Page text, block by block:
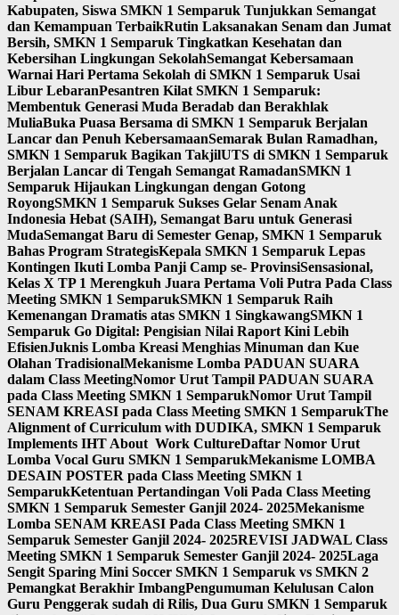
Kabupaten, Siswa SMKN 1 Semparuk Tunjukkan Semangat
dan Kemampuan TerbaikRutin Laksanakan Senam dan Jumat
Bersih, SMKN 1 Semparuk Tingkatkan Kesehatan dan
Kebersihan Lingkungan SekolahSemangat Kebersamaan
Warnai Hari Pertama Sekolah di SMKN 1 Semparuk Usai
Libur LebaranPesantren Kilat SMKN 1 Semparuk:
Membentuk Generasi Muda Beradab dan Berakhlak
MuliaBuka Puasa Bersama di SMKN 1 Semparuk Berjalan
Lancar dan Penuh KebersamaanSemarak Bulan Ramadhan,
SMKN 1 Semparuk Bagikan TakjilUTS di SMKN 1 Semparuk
Berjalan Lancar di Tengah Semangat RamadanSMKN 1
Semparuk Hijaukan Lingkungan dengan Gotong
RoyongSMKN 1 Semparuk Sukses Gelar Senam Anak
Indonesia Hebat (SAIH), Semangat Baru untuk Generasi
MudaSemangat Baru di Semester Genap, SMKN 1 Semparuk
Bahas Program StrategisKepala SMKN 1 Semparuk Lepas
Kontingen Ikuti Lomba Panji Camp se- ProvinsiSensasional,
Kelas X TP 1 Merengkuh Juara Pertama Voli Putra Pada Class
Meeting SMKN 1 SemparukSMKN 1 Semparuk Raih
Kemenangan Dramatis atas SMKN 1 SingkawangSMKN 1
Semparuk Go Digital: Pengisian Nilai Raport Kini Lebih
EfisienJuknis Lomba Kreasi Menghias Minuman dan Kue
Olahan TradisionalMekanisme Lomba PADUAN SUARA
dalam Class MeetingNomor Urut Tampil PADUAN SUARA
pada Class Meeting SMKN 1 SemparukNomor Urut Tampil
SENAM KREASI pada Class Meeting SMKN 1 SemparukThe
Alignment of Curriculum with DUDIKA, SMKN 1 Semparuk
Implements IHT About Work CultureDaftar Nomor Urut
Lomba Vocal Guru SMKN 1 SemparukMekanisme LOMBA
DESAIN POSTER pada Class Meeting SMKN 1
SemparukKetentuan Pertandingan Voli Pada Class Meeting
SMKN 1 Semparuk Semester Ganjil 2024- 2025Mekanisme
Lomba SENAM KREASI Pada Class Meeting SMKN 1
Semparuk Semester Ganjil 2024- 2025REVISI JADWAL Class
Meeting SMKN 1 Semparuk Semester Ganjil 2024- 2025Laga
Sengit Sparing Mini Soccer SMKN 1 Semparuk vs SMKN 2
Pemangkat Berakhir ImbangPengumuman Kelulusan Calon
Guru Penggerak sudah di Rilis, Dua Guru SMKN 1 Semparuk